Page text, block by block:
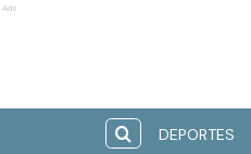
Ads
DEPORTES